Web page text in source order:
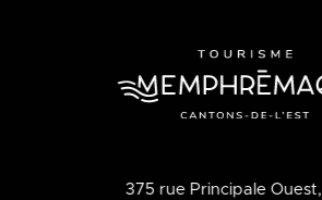
375 rue Principale Ouest,